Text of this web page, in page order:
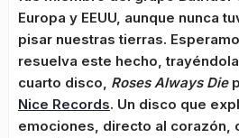
Europa y EEUU, aunque nunca
pisar nuestras tierras.
resuelva este hecho,
cuarto disco, Roses Always Die
Nice Records. Un disco que
emociones, directo al corazón,